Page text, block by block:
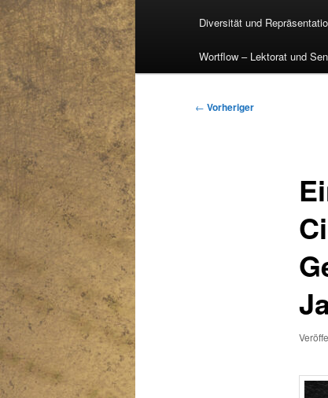
Diversität und
Wortflow – Lektorat und
Beitragsnavigation
← Vorheriger